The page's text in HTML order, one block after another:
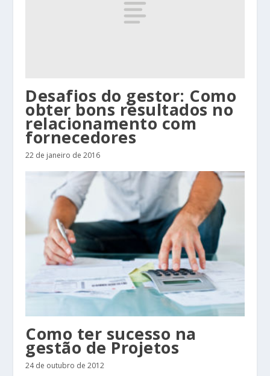
Desafios do gestor: Como
obter bons resultados no
relacionamento com
fornecedores
22 de janeiro de 2016
Como ter sucesso na
gestão de Projetos
24 de outubro de 2012